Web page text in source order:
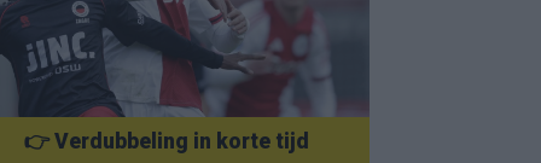
👉 Verdubbeling in korte tijd